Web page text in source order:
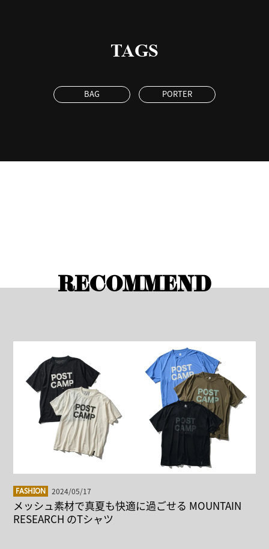
TAGS
BAG PORTER
RECOMMEND
FASHION 2024/05/17
メッシュ素材で真夏も快適に過ごせる MOUNTAIN
RESEARCH のTシャツ